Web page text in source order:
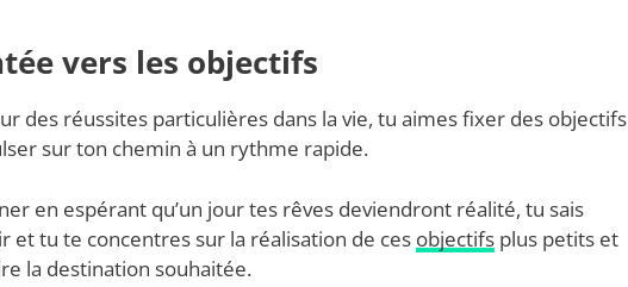
vers les objectifs
des réussites particulières dans la vie, tu aimes fixer des objectifs
sur ton chemin à un rythme rapide.
en espérant qu’un jour tes rêves deviendront réalité, tu sais
et tu te concentres sur la réalisation de ces objectifs plus petits et
la destination souhaitée.